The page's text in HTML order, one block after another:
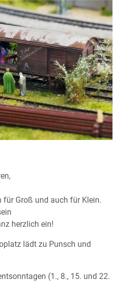
für Groß und auch für Klein.
herzlich ein!
lädt zu Punsch und
(1., 8., 15. und 22.